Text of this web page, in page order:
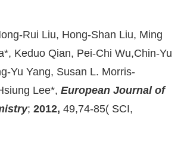
Rui Liu, Hong-Shan Liu, Ming
Keduo Qian, Pei-Chi Wu,Chin-Yu
Yu Yang, Susan L. Morris-
Lee*, European Journal of
; 2012, 49,74-85( SCI,